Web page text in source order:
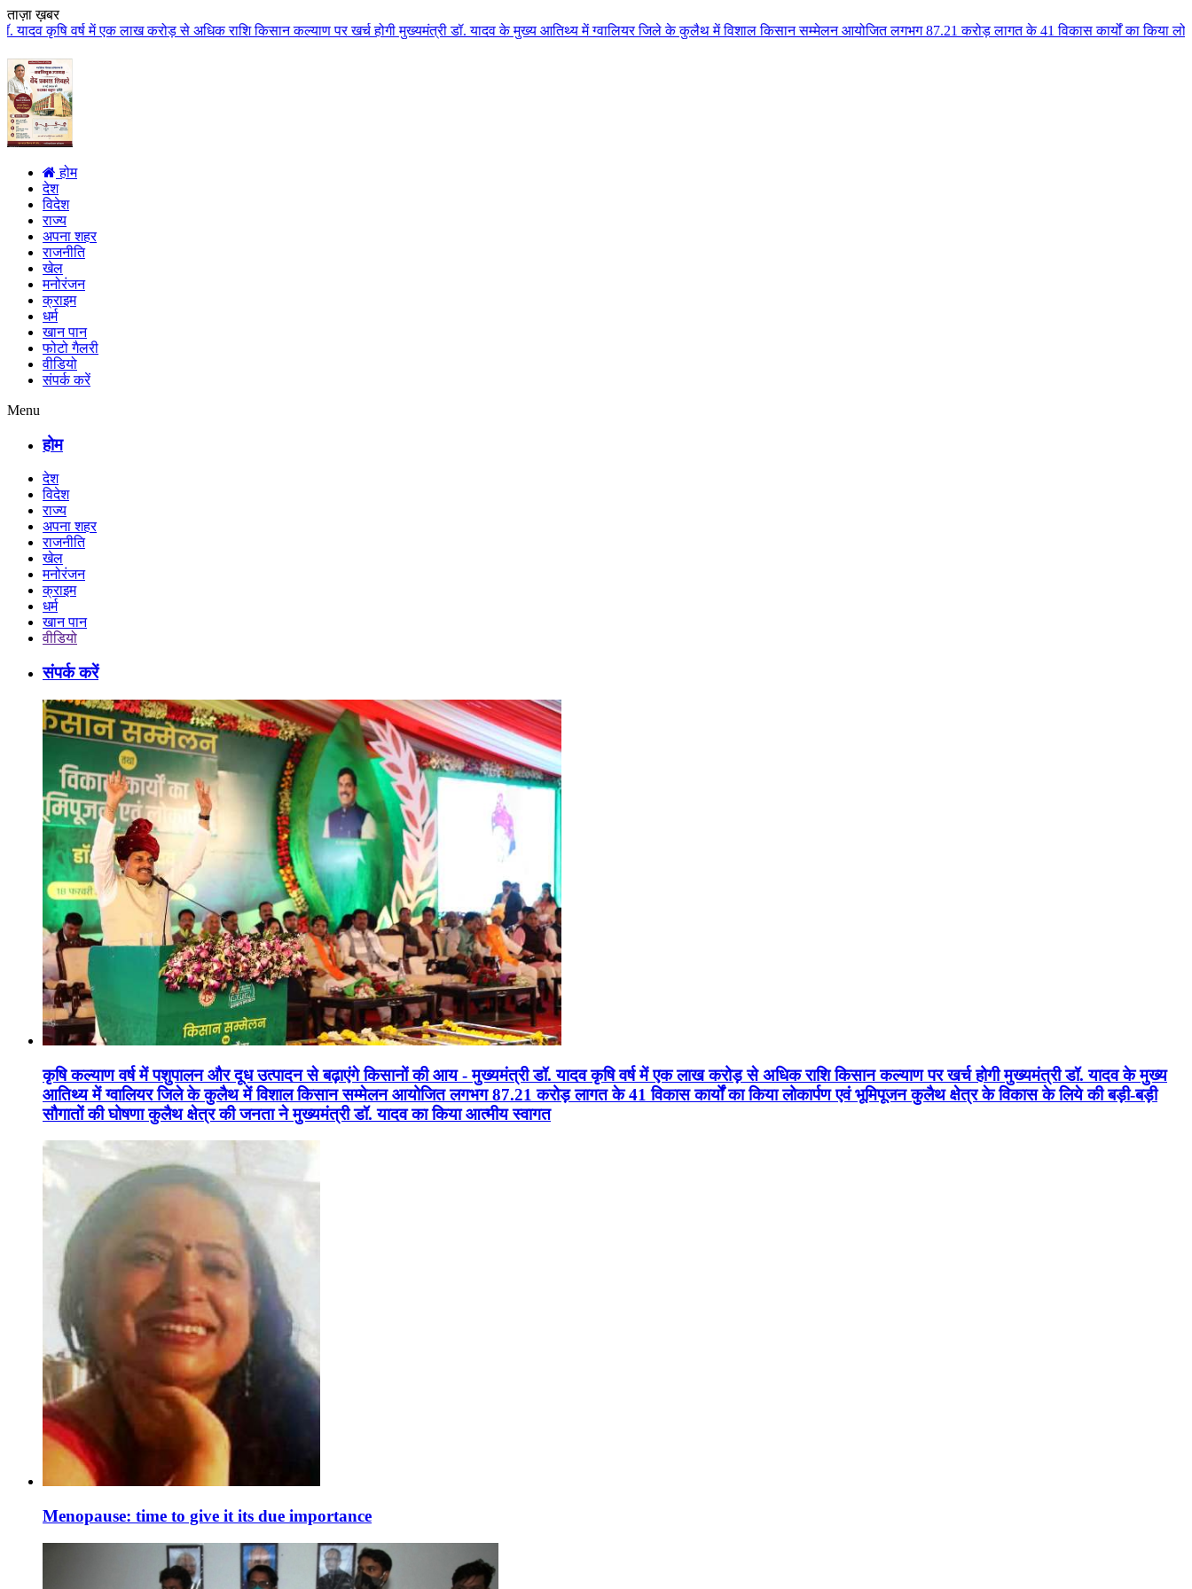
ताज़ा ख़बर
लाख करोड़ से अधिक राशि किसान कल्याण पर खर्च होगी मुख्यमंत्री डॉ. यादव के मुख्य आतिथ्य में ग्वालियर जिले के कुलैथ में विशाल किसान सम्मेलन आयोजित लगभग 87.21 करोड़ लागत के 41 विकास कार्यों का किया लोकार्पण एवं
होम
देश
विदेश
राज्य
अपना शहर
राजनीति
खेल
मनोरंजन
क्राइम
धर्म
खान पान
फोटो गैलरी
वीडियो
संपर्क करें
Menu
होम
देश
विदेश
राज्य
अपना शहर
राजनीति
खेल
मनोरंजन
क्राइम
धर्म
खान पान
वीडियो
संपर्क करें
कृषि कल्याण वर्ष में पशुपालन और दूध उत्पादन से बढ़ाएंगे किसानों की आय - मुख्यमंत्री डॉ. यादव कृषि वर्ष में एक लाख करोड़ से अधिक राशि किसान कल्याण पर खर्च होगी मुख्यमंत्री डॉ. यादव के मुख्य
आतिथ्य में ग्वालियर जिले के कुलैथ में विशाल किसान सम्मेलन आयोजित लगभग 87.21 करोड़ लागत के 41 विकास कार्यों का किया लोकार्पण एवं भूमिपूजन कुलैथ क्षेत्र के विकास के लिये की बड़ी-बड़ी
सौगातों की घोषणा कुलैथ क्षेत्र की जनता ने मुख्यमंत्री डॉ. यादव का किया आत्मीय स्वागत
Menopause: time to give it its due importance